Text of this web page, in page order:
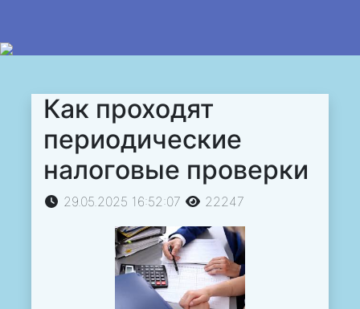
Как проходят
периодические
налоговые проверки
29.05.2025 16:52:07 22247